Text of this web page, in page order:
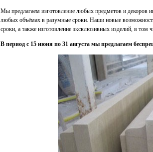
Мы предлагаем изготовление любых предметов и декоров
любых объёмах в разумные сроки. Наши новые
сроки, а также изготовление эксклюзивных изделий, в том
В период с 15 июня по 31 августа мы предлагаем